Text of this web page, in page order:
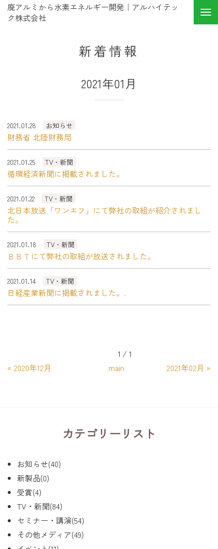
廃アルミから水素エネルギー開発｜アルハイテッ
ク株式会社
新着情報
2021年01月
2021.01.28 お知らせ
財務省 北陸財務局
2021.01.25 TV・新聞
循環経済新聞に掲載されました。
2021.01.22 TV・新聞
北日本放送「ワンエフ」にて弊社の取組が紹介されまし
た。
2021.01.18 TV・新聞
ＢＢＴにて弊社の取組が放送されました。
2021.01.14 TV・新聞
日経産業新聞に掲載されました。.
1 / 1
« 2020年12月 main 2021年02月 »
カテゴリーリスト
お知らせ(40)
新製品(0)
受賞(4)
TV・新聞(84)
セミナー・講演(54)
その他メディア(49)